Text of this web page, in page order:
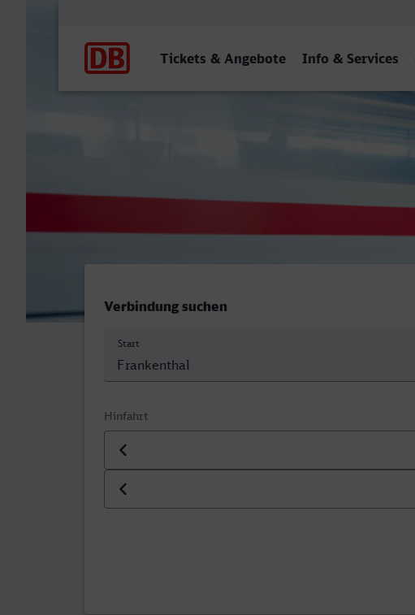
Tickets & Angebote Info & Services
Frankenthal Hbf - Marl Mitte
Verbindung suchen
Start
Hinfahrt
Datum der Hinfahrt
Uhrzeit der Hinfahrt